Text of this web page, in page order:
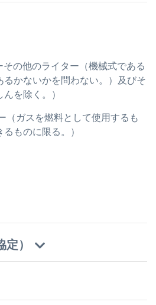
の他のライター（機械式である
かないかを問わない。）及びそ
を除く。）
（ガスを燃料として使用するも
ものに限る。）
）